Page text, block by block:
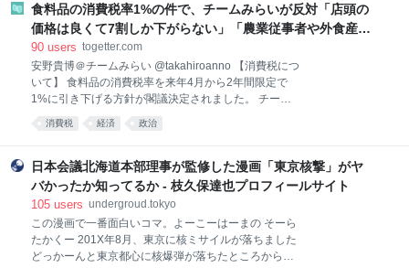
サバイバルガイド」では、エンジニアとして働く心構
えを解説しており、AIを業務のアウトプットだけでな
く、自身のスキル育成に利用することなどを推奨して
食料品の消費税率1%の件で、チームみらいが反対「店頭の
価格は良くて7割しか下がらない」「農業従事者や外食産業
に負担が偏る」「高所得者ほど恩恵は大きい」「財源が不
明確」が主な理由
90 users togetter.com
安野貴博＠チームみらい @takahiroanno 【消費税につ
いて】 食料品の消費税率を来年4月から2年間限定で
1%に引き下げる方針が閣議決定されました。 チーム
みらいは、衆院選の時点から消費税減税には、一貫し
て反対してきました。改めてですが、反対する主な理
は「良くて7割」しか下がらない見立てが示されてい
る ②農業従事者や外食産業に、還付や資金繰り等の負
担が偏って発生するが、対応策が示されていない ③高
ける方に重点的に」という政策目的に反する ④財源が
不明確。取り組むべき社会保険料引き下げ施策にも影
響がおよび得る 上記について、引き続き秋の国会で議
消費税 経済 政治
日本会議北海道本部理事が監修した漫画「東京核撃」がヤ
バかったか知ってるか - 枝久保達也プロフィールサイト
105 users undergroud.tokyo
この漫画で一番面白いコマ。よーこーはーまの そーら
たかくー 201X年8月、東京に核ミサイルが落ちました
どっかーんと東京都心に核爆弾が落ちたところから始